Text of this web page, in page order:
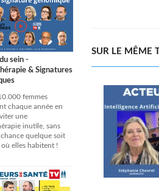
sein -
& Signatures
femmes
chaque année en
une
inutile, sans
quelque soit
où elles habitent !
SUR LE MÊME